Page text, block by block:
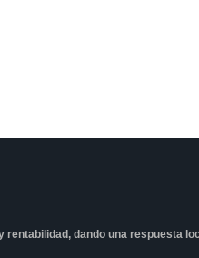
dando una respuesta